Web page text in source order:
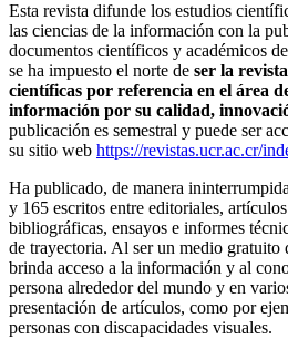
Esta revista difunde los estudios
las ciencias de la información con la
documentos científicos y académicos
se ha impuesto el norte de ser la
científicas por referencia en el área
información por su calidad,
publicación es semestral y puede ser
su sitio web https://revistas.ucr.ac.cr/
Ha publicado, de manera
y 165 escritos entre editoriales,
bibliográficas, ensayos e informes
de trayectoria. Al ser un medio
brinda acceso a la información y al
persona alrededor del mundo y en
presentación de artículos, como por
personas con discapacidades visuales.